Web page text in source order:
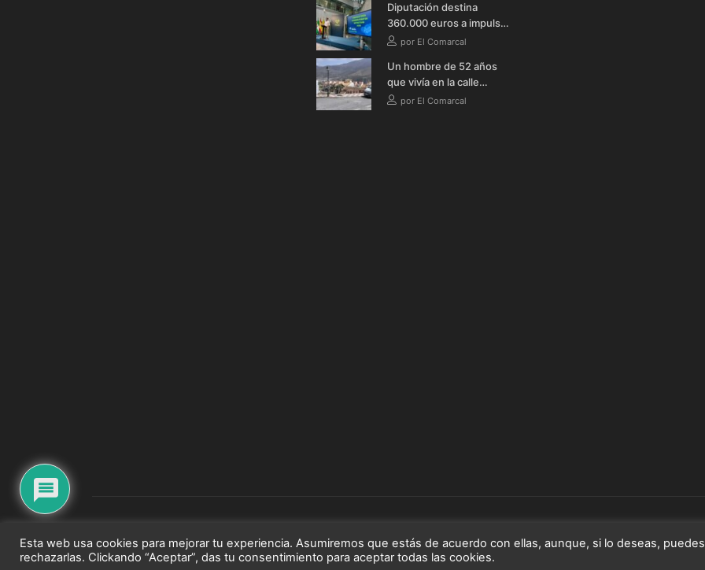
Diputación destina
360.000 euros a impulsar
la celebración de grandes
provincia durante 2026
por El Comarcal
Un hombre de 52 años
que vivía en la calle
fallece en Órgiva tras
por El Comarcal
© El Comarcal de La Alpujarra | G42849919 | Todos los derechos reservados.
Esta web usa cookies para mejorar tu experiencia. Asumiremos que estás de acuerdo con ellas, aunque, si lo deseas, puedes
rechazarlas. Clickando “Aceptar”, das tu consentimiento para aceptar todas las cookies.